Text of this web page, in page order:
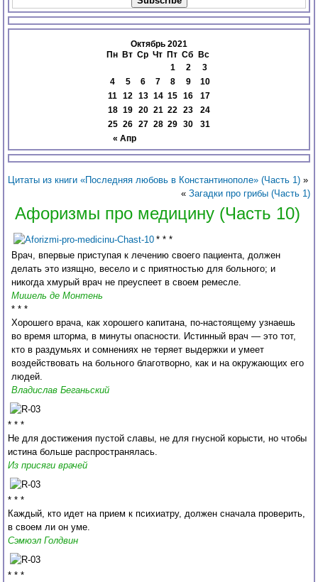
Октябрь 2021
Пн
Вт Ср Чт Пт Сб Вс
« Апр
1 2
3
4
5 6 7 8 9
10
11 12 13 14 15 16
17
18 19 20 21 22 23
24
25 26 27 28 29 30 31
Цитаты из книги «Последняя любовь в Константинополе» (Часть 1) »
« Загадки про грибы (Часть 1)
Афоризмы про медицину (Часть 10)
* * *
Врач, впервые приступая к лечению своего пациента, должен
делать это изящно, весело и с приятностью для больного; и
никогда хмурый врач не преуспеет в своем ремесле.
Мишель де Монтень
* * *
Хорошего врача, как хорошего капитана, по-настоящему узнаешь
во время шторма, в минуты опасности. Истинный врач — это тот,
кто в раздумьях и сомнениях не теряет выдержки и умеет
воздействовать на больного благотворно, как и на окружающих его
людей.
Владислав Беганьский
* * *
Не для достижения пустой славы, не для гнусной корысти, но чтобы
истина больше распространялась.
Из присяги врачей
* * *
Каждый, кто идет на прием к психиатру, должен сначала проверить,
в своем ли он уме.
Сэмюэл Голдвин
* * *